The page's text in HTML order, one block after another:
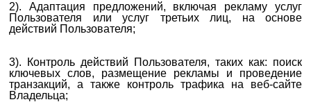
2). Адаптация предложений, включая рекламу услуг
Пользователя или услуг третьих лиц, на основе
действий Пользователя;
3). Контроль действий Пользователя, таких как: поиск
ключевых слов, размещение рекламы и проведение
транзакций, а также контроль трафика на веб-сайте
Владельца;